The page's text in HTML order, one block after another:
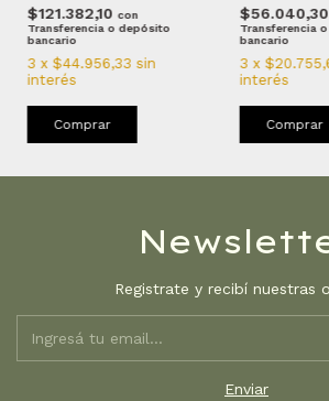
$121.382,10 con
Transferencia o depósito
bancario
3 x $44.956,33 sin
interés
Comprar
$56.040,30
Transferencia
bancario
3 x
interés
Comprar
Registrate y recibí nuestras